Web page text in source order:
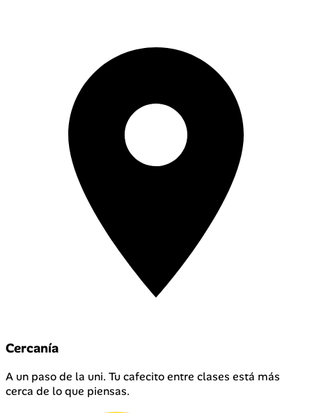
Cercanía
A un paso de la uni. Tu cafecito entre clases está más
cerca de lo que piensas.